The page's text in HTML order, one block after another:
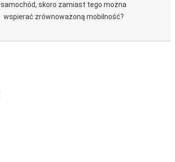
samochód, skoro zamiast tego można
wspierać zrównoważoną mobilność?